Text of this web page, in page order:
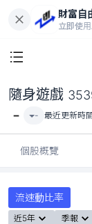
財富自
立即使
隨身遊戲
- - 最近更新時
個股概覽
流速動比率
近5年 季報